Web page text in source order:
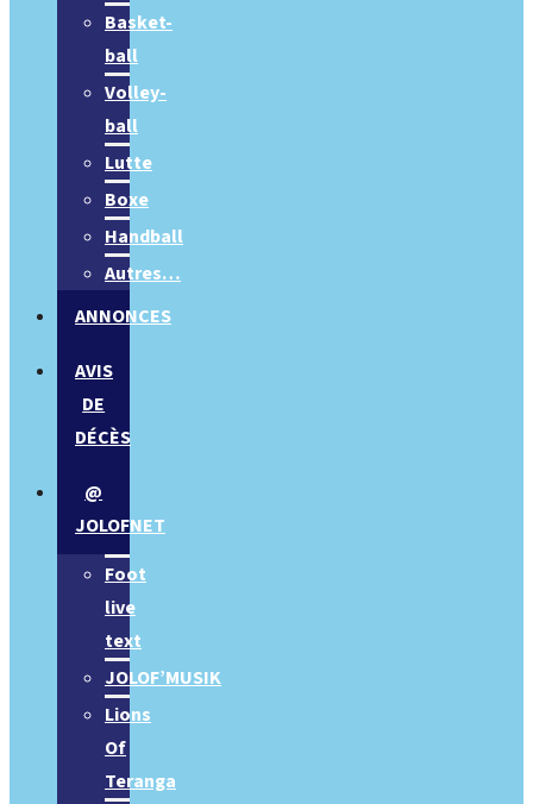
Basket-
ball
Volley-
ball
Lutte
Boxe
Handball
Autres…
ANNONCES
AVIS
DE
DÉCÈS
@
JOLOFNET
Foot
live
text
JOLOF’MUSIK
Lions
Of
Teranga